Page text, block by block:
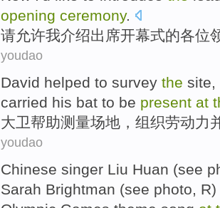
opening ceremony.
请允许我介绍出席开幕式的各位
youdao
David helped to survey the site,
carried his bat to be present at
大卫帮助测量场地 ， 组织劳动力
youdao
Chinese singer Liu Huan (see
Sarah Brightman (see photo, R)